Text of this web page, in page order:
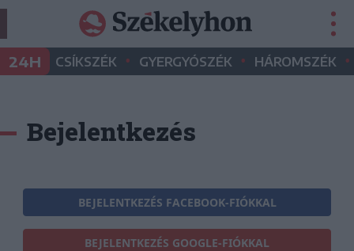
24H CSÍKSZÉK • GYERGYÓSZÉK • HÁROMSZÉK •
Bejelentkezés
BEJELENTKEZÉS FACEBOOK-FIÓKKAL
BEJELENTKEZÉS GOOGLE-FIÓKKAL